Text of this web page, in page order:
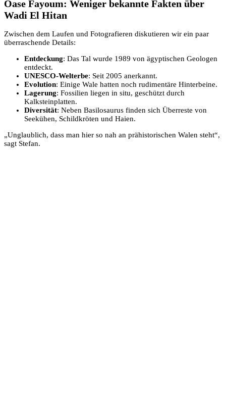
Oase Fayoum: Weniger bekannte Fakten über
Wadi El Hitan
Zwischen dem Laufen und Fotografieren diskutieren wir ein paar
überraschende Details:
Entdeckung: Das Tal wurde 1989 von ägyptischen Geologen
entdeckt.
UNESCO-Welterbe: Seit 2005 anerkannt.
Evolution: Einige Wale hatten noch rudimentäre Hinterbeine.
Lagerung: Fossilien liegen in situ, geschützt durch
Kalksteinplatten.
Diversität: Neben Basilosaurus finden sich Überreste von
Seekühen, Schildkröten und Haien.
„Unglaublich, dass man hier so nah an prähistorischen Walen steht“,
sagt Stefan.